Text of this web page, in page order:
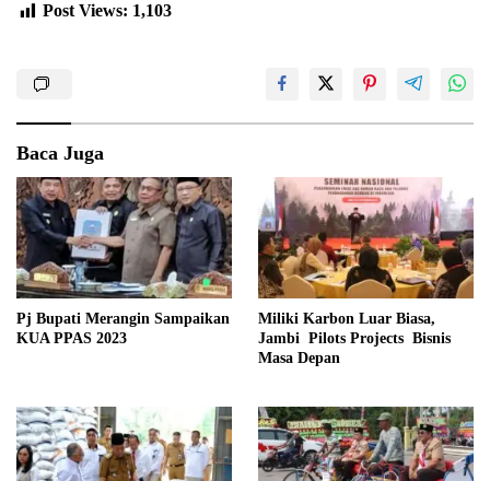
Post Views: 1,103
Baca Juga
Pj Bupati Merangin Sampaikan
KUA PPAS 2023
Miliki Karbon Luar Biasa,
Jambi Pilots Projects Bisnis
Masa Depan